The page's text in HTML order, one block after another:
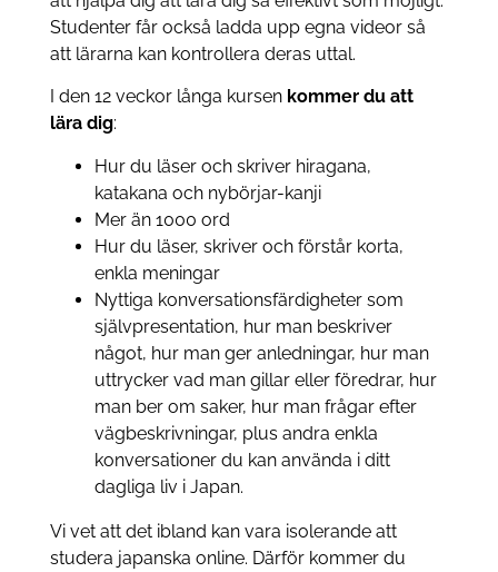
Studenter får också ladda upp egna videor så
att lärarna kan kontrollera deras uttal.
I den 12 veckor långa kursen kommer du att
lära dig:
Hur du läser och skriver hiragana,
katakana och nybörjar-kanji
Mer än 1000 ord
Hur du läser, skriver och förstår korta,
enkla meningar
Nyttiga konversationsfärdigheter som
självpresentation, hur man beskriver
något, hur man ger anledningar, hur man
uttrycker vad man gillar eller föredrar, hur
man ber om saker, hur man frågar efter
vägbeskrivningar, plus andra enkla
konversationer du kan använda i ditt
dagliga liv i Japan.
Vi vet att det ibland kan vara isolerande att
studera japanska online. Därför kommer du